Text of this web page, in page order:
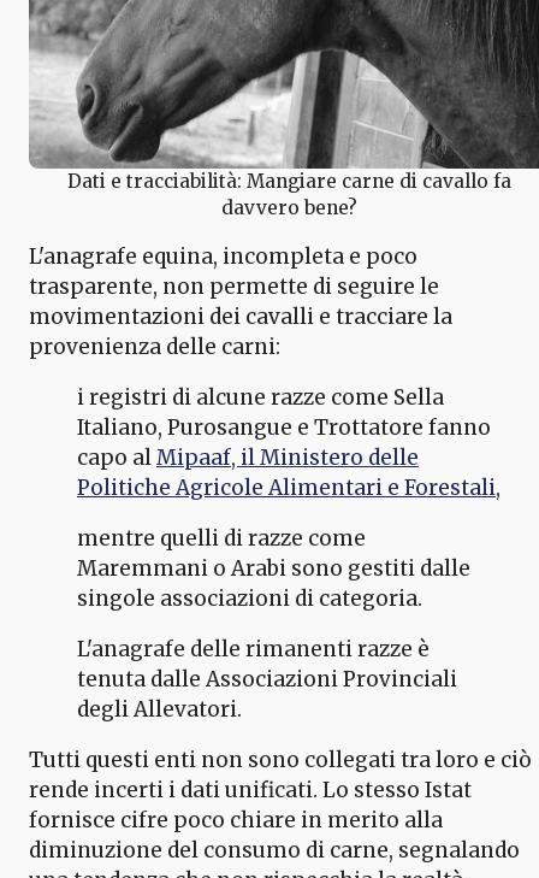
Dati e tracciabilità: Mangiare carne di cavallo fa
davvero bene?
L'anagrafe equina, incompleta e poco
trasparente, non permette di seguire le
movimentazioni dei cavalli e tracciare la
provenienza delle carni:
i registri di alcune razze come Sella
Italiano, Purosangue e Trottatore fanno
capo alMipaaf, il Ministero delle
Politiche Agricole Alimentari e Forestali,
mentre quelli di razze come
Maremmani o Arabi sono gestiti dalle
singole associazioni di categoria.
L'anagrafe delle rimanenti razze è
tenuta dalle Associazioni Provinciali
degli Allevatori.
Tutti questi enti non sono collegati tra loro e ciò
rende incerti i dati unificati. Lo stesso Istat
fornisce cifre poco chiare in merito alla
diminuzione del consumo di carne, segnalando